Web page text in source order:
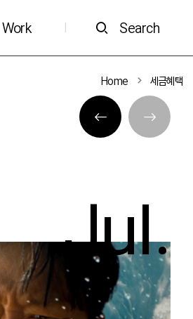
Work Search
Home 세금혜택
Jul.